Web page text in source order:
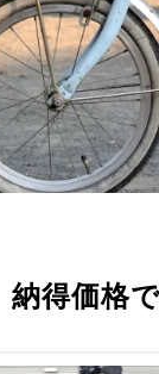
納得価格